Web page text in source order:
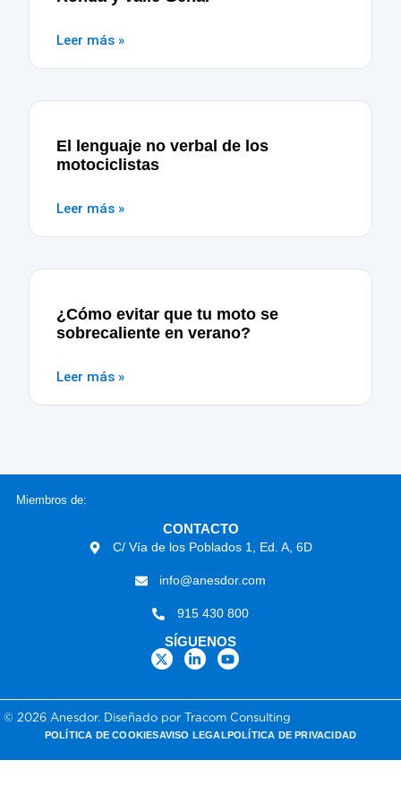
Leer más »
El lenguaje no verbal de los
motociclistas
Leer más »
¿Cómo evitar que tu moto se
sobrecaliente en verano?
Leer más »
Miembros de:
CONTACTO
C/ Vía de los Poblados 1, Ed. A, 6D
info@anesdor.com
915 430 800
SÍGUENOS
© 2026 Anesdor. Diseñado por Tracom Consulting
POLÍTICA DE COOKIESAVISO LEGALPOLÍTICA DE PRIVACIDAD